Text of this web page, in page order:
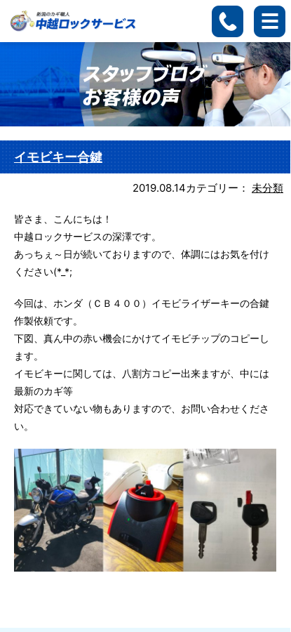
イモビキー合鍵
2019.08.14カテゴリー： 未分類
皆さま、こんにちは！
中越ロックサービスの深澤です。
あっちぇ～日が続いておりますので、体調にはお気を付け
ください(*_*;
今回は、ホンダ（ＣＢ４００）イモビライザーキーの合鍵
作製依頼です。
下図、真ん中の赤い機会にかけてイモビチップのコピーし
ます。
イモビキーに関しては、八割方コピー出来ますが、中には
最新のカギ等
対応できていない物もありますので、お問い合わせくださ
い。